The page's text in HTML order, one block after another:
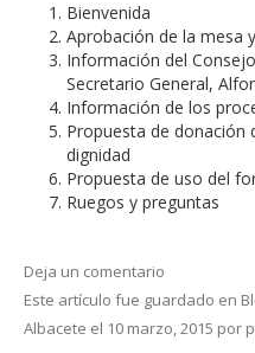
Bienvenida
Aprobación de la mesa
Información del
Secretario General,
Información de los
Propuesta de donación
dignidad
Propuesta de uso del
Ruegos y preguntas
Deja un comentario
Este artículo fue guardado en
Albacete el 10 marzo, 2015 por